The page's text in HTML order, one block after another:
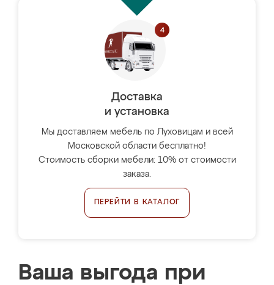
Доставка
и установка
Мы доставляем мебель по Луховицам и всей
Московской области бесплатно!
Стоимость сборки мебели: 10% от стоимости
заказа.
ПЕРЕЙТИ В КАТАЛОГ
Ваша выгода при